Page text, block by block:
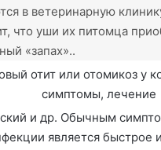
в ветеринарную
что уши их питомца
«запах»..
и др. Обычным
является быстрое